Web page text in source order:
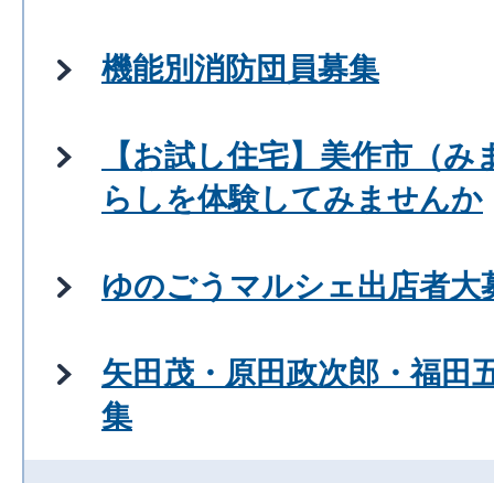
機能別消防団員募集
【お試し住宅】美作市（
らしを体験してみませんか
ゆのごうマルシェ出店者大
矢田茂・原田政次郎・福田
集